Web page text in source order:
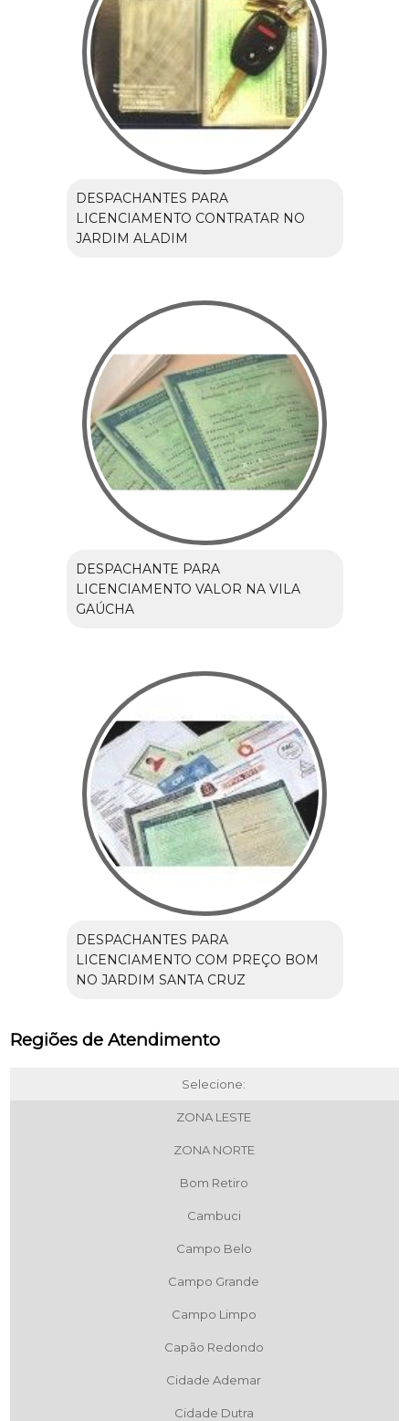
DESPACHANTES PARA
LICENCIAMENTO CONTRATAR NO
JARDIM ALADIM
DESPACHANTE PARA
LICENCIAMENTO VALOR NA VILA
GAÚCHA
DESPACHANTES PARA
LICENCIAMENTO COM PREÇO BOM
NO JARDIM SANTA CRUZ
Regiões de Atendimento
Selecione:
ZONA LESTE
ZONA NORTE
Bom Retiro
Cambuci
Campo Belo
Campo Grande
Campo Limpo
Capão Redondo
Cidade Ademar
Cidade Dutra